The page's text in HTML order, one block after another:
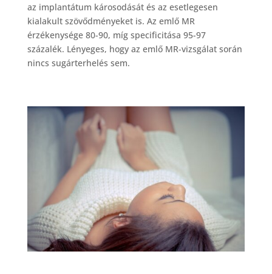
az implantátum károsodását és az esetlegesen
kialakult szövődményeket is. Az emlő MR
érzékenysége 80-90, míg specificitása 95-97
százalék. Lényeges, hogy az emlő MR-vizsgálat során
nincs sugárterhelés sem.